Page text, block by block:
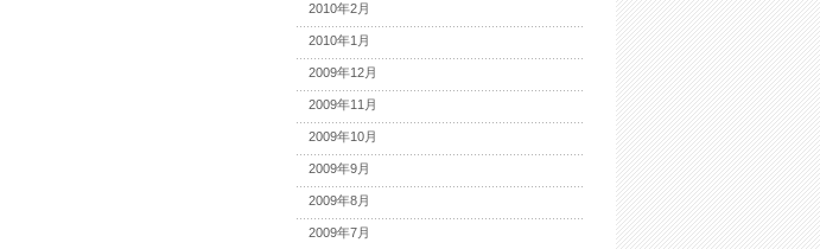
2010年2月
2010年1月
2009年12月
2009年11月
2009年10月
2009年9月
2009年8月
2009年7月